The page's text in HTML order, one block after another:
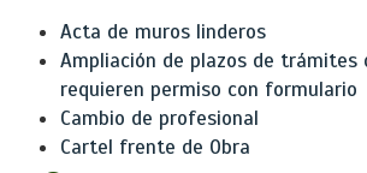
Acta de muros linderos
Ampliación de plazos de trámites
requieren permiso con formulario
Cambio de profesional
Cartel frente de Obra